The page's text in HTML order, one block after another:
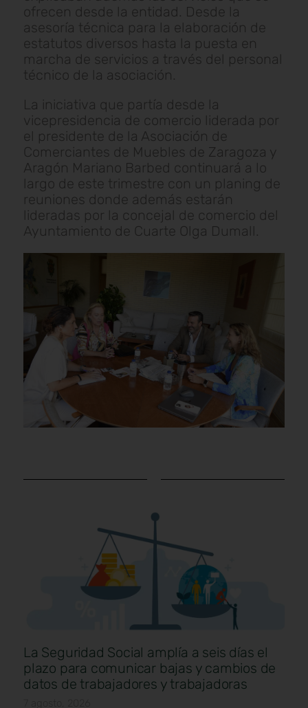
ofrecen desde la entidad. Desde la
asesoría técnica para la elaboración de
estatutos diversos hasta la puesta en
marcha de servicios a través del personal
técnico de la asociación.
La iniciativa que partía desde la
vicepresidencia de comercio liderada por
el presidente de la Asociación de
Comerciantes de Muebles de Zaragoza y
Aragón Mariano Barbed continuará a lo
largo de este trimestre con un planing de
reuniones donde además estarán
lideradas por la concejal de comercio del
Ayuntamiento de Cuarte Olga Dumall.
La Seguridad Social amplía a seis días el
plazo para comunicar bajas y cambios de
datos de trabajadores y trabajadoras